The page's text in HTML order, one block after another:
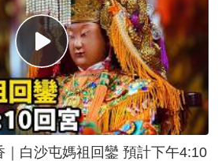
媽祖回鑾 預計下午4:10